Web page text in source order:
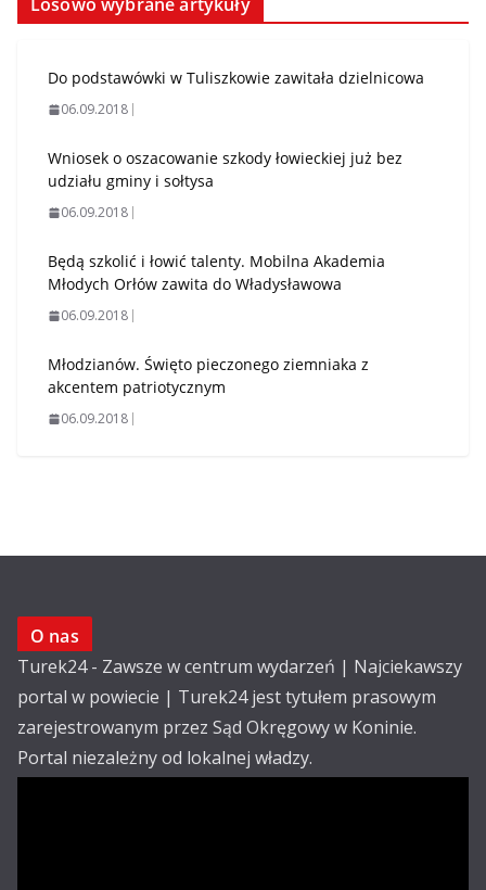
Do podstawówki w Tuliszkowie zawitała dzielnicowa
06.09.2018
Wniosek o oszacowanie szkody łowieckiej już bez
udziału gminy i sołtysa
06.09.2018
Będą szkolić i łowić talenty. Mobilna Akademia
Młodych Orłów zawita do Władysławowa
06.09.2018
Młodzianów. Święto pieczonego ziemniaka z
akcentem patriotycznym
06.09.2018
O nas
Turek24 - Zawsze w centrum wydarzeń | Najciekawszy
portal w powiecie | Turek24 jest tytułem prasowym
zarejestrowanym przez Sąd Okręgowy w Koninie.
Portal niezależny od lokalnej władzy.